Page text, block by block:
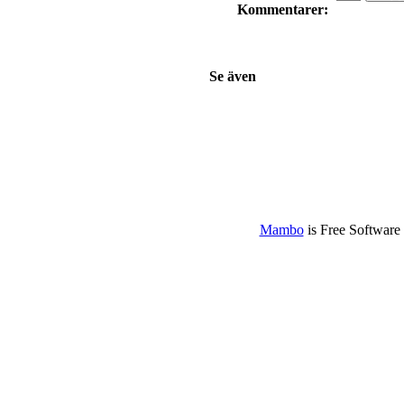
Kommentarer:
Se även
Mambois Free Software